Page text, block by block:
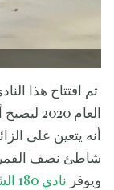
تم افتتاح هذا
العام
أنه يتعين على
شاطئ نصف القمر –
ويوفر نادي 180 الشاطئي